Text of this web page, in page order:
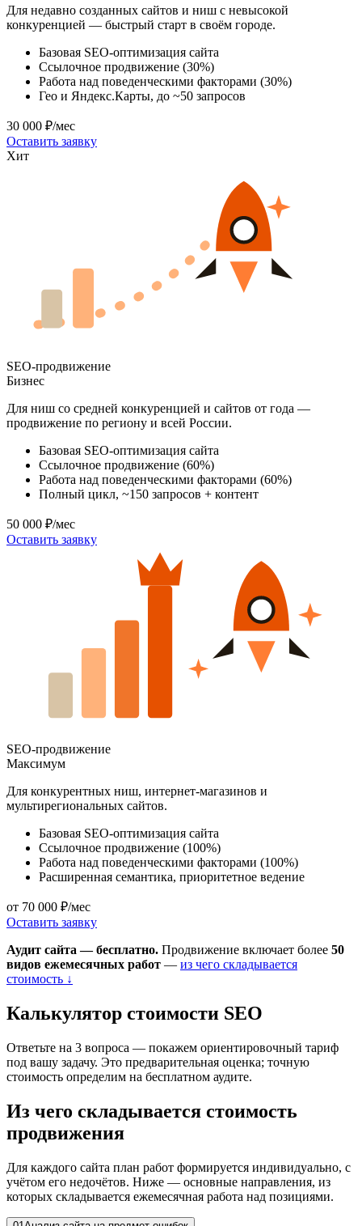
Для недавно созданных сайтов и ниш с невысокой
конкуренцией — быстрый старт в своём городе.
Базовая SEO-оптимизация сайта
Ссылочное продвижение (30%)
Работа над поведенческими факторами (30%)
Гео и Яндекс.Карты, до ~50 запросов
30 000 ₽/мес
Оставить заявку
Хит
SEO-продвижение
Бизнес
Для ниш со средней конкуренцией и сайтов от года —
продвижение по региону и всей России.
Базовая SEO-оптимизация сайта
Ссылочное продвижение (60%)
Работа над поведенческими факторами (60%)
Полный цикл, ~150 запросов + контент
50 000 ₽/мес
Оставить заявку
SEO-продвижение
Максимум
Для конкурентных ниш, интернет-магазинов и
мультирегиональных сайтов.
Базовая SEO-оптимизация сайта
Ссылочное продвижение (100%)
Работа над поведенческими факторами (100%)
Расширенная семантика, приоритетное ведение
от 70 000 ₽/мес
Оставить заявку
Аудит сайта — бесплатно. Продвижение включает более 50
видов ежемесячных работ — из чего складывается
стоимость ↓
Калькулятор стоимости SEO
Ответьте на 3 вопроса — покажем ориентировочный тариф
под вашу задачу. Это предварительная оценка; точную
стоимость определим на бесплатном аудите.
Из чего складывается стоимость
продвижения
Для каждого сайта план работ формируется индивидуально, с
учётом его недочётов. Ниже — основные направления, из
которых складывается ежемесячная работа над позициями.